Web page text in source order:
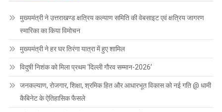
मुख्यमंत्री ने उत्तराखण्ड क्षत्रिय कल्याण समिति की वेबसाइट एवं क्षत्रिय जागरण
स्मारिका का किया विमोचन
मुख्यमंत्री ने हर घर तिरंगा यात्रा में हुए शामिल
विदुषी निशंक को मिला प्रथम ‘दिल्ली गौरव सम्मान-2026’
जनकल्याण, रोजगार, शिक्षा, श्रमिक हित और आधारभूत विकास को नई गति @ धामी
कैबिनेट के ऐतिहासिक फैसले